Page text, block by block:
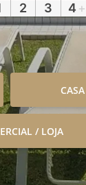
2 3 4 +
/ LOJA